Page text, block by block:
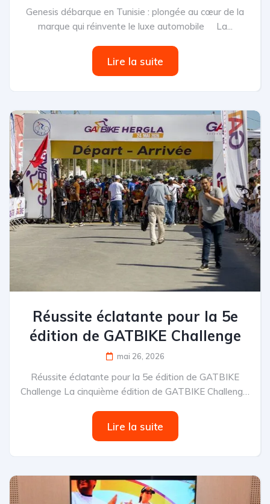
Genesis débarque en Tunisie : plongée au cœur de la
marque qui réinvente le luxe automobile La...
Lire la suite
Réussite éclatante pour la 5e
édition de GATBIKE Challenge
mai 26, 2026
Réussite éclatante pour la 5e édition de GATBIKE
Challenge La cinquième édition de GATBIKE Challenge,
Lire la suite